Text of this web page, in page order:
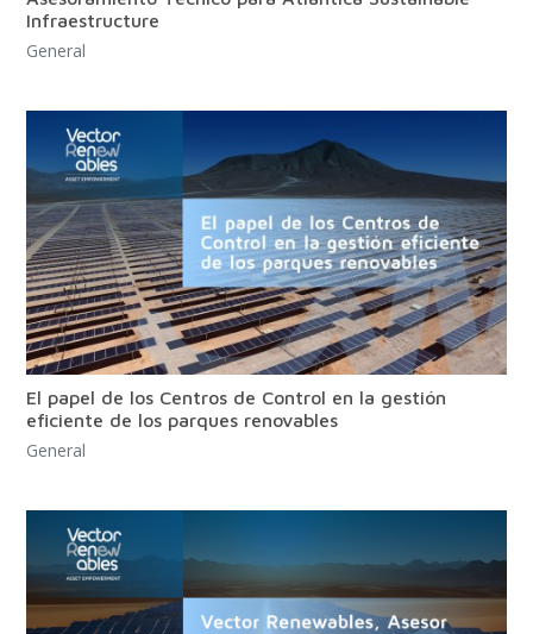
Infraestructure
General
El papel de los Centros de Control en la gestión
eficiente de los parques renovables
General